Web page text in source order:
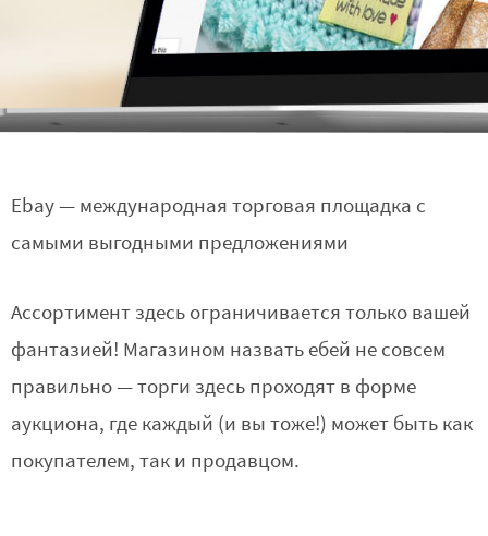
Ebay — международная торговая площадка с
самыми выгодными предложениями
Ассортимент здесь ограничивается только вашей
фантазией! Магазином назвать ебей не совсем
правильно — торги здесь проходят в форме
аукциона, где каждый (и вы тоже!) может быть как
покупателем, так и продавцом.